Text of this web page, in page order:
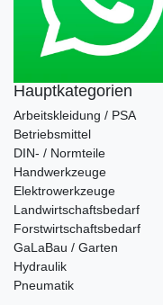
Hauptkategorien
Arbeitskleidung / PSA
Betriebsmittel
DIN- / Normteile
Handwerkzeuge
Elektrowerkzeuge
Landwirtschaftsbedarf
Forstwirtschaftsbedarf
GaLaBau / Garten
Hydraulik
Pneumatik